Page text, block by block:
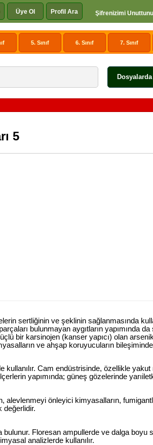
Üye Ol Profil Ara Şifrenizimi
5. Sınıf 6. Sınıf 7. Sınıf
5
sertliğinin ve şeklinin sağlanmasında
bulunmayan aygıtların yapımında
bir karsinojen (kanser yapıcı) olan
ve ahşap koruyucuların
Cam endüstrisinde, özellikle
yapımında; güneş gözelerinde
alevlenmeyi önleyici kimyasalların,
değerlidir.
bulunur. Floresan ampullerde ve dalga
analizlerde kullanılır.